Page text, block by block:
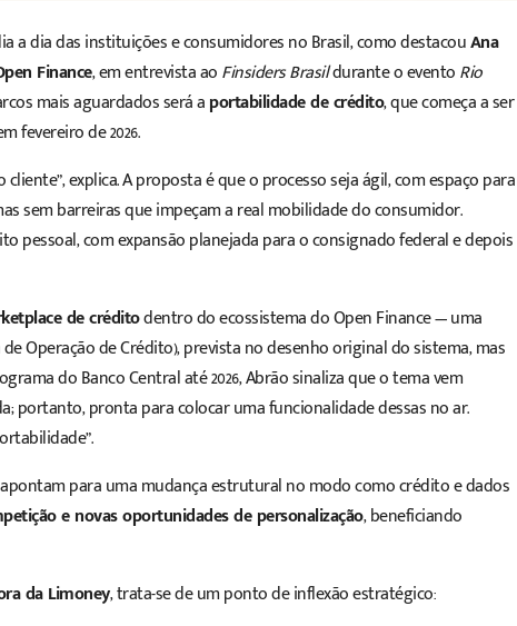
a dia das instituições e consumidores no Brasil, como destacouAna
Finance, em entrevista aoFinsiders Brasildurante o eventoRio
mais aguardados será aportabilidade de crédito, que começa a ser
fevereiro de 2026.
explica. A proposta é que o processo seja ágil, com espaço para
sem barreiras que impeçam a real mobilidade do consumidor.
pessoal, com expansão planejada para o consignado federal e depois
de créditodentro do ecossistema do Open Finance — uma
Operação de Crédito), prevista no desenho original do sistema, mas
do Banco Central até 2026, Abrão sinaliza que o tema vem
portanto, pronta para colocar uma funcionalidade dessas no ar.
para uma mudança estrutural no modo como crédito e dados
e novas oportunidades de personalização, beneficiando
da Limoney, trata-se de um ponto de inflexão estratégico: